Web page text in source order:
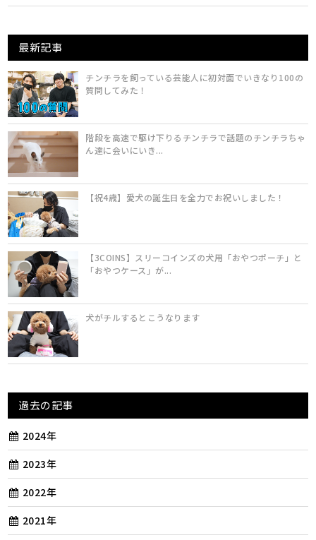
最新記事
チンチラを飼っている芸能人に初対面でいきなり100の
質問してみた！
階段を高速で駆け下りるチンチラで話題のチンチラちゃ
ん達に会いにいき...
【祝4歳】愛犬の誕生日を全力でお祝いしました！
【3COINS】スリーコインズの犬用「おやつポーチ」と
「おやつケース」が...
犬がチルするとこうなります
過去の記事
2024年
2023年
2022年
2021年